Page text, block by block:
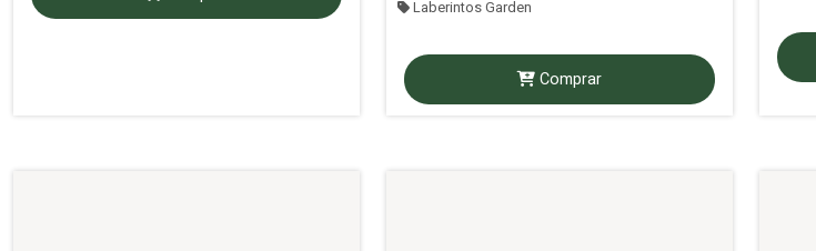
Laberintos Garden
Comprar